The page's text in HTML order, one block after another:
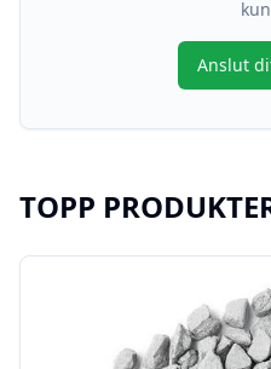
Anslut
TOPP